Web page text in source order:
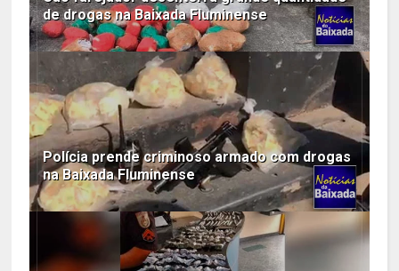
de drogas na Baixada Fluminense
Polícia prende criminoso armado com drogas
na Baixada Fluminense